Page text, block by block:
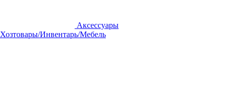
Аксессуары
Хозтовары/Инвентарь/Мебель